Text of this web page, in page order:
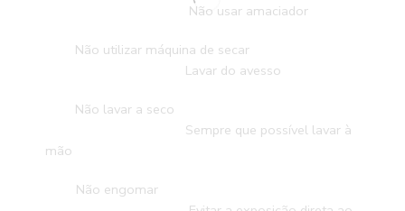
Não usar amaciador
Não utilizar máquina de secar
Lavar do avesso
Não lavar a seco
Sempre que possível lavar à
mão
Não engomar